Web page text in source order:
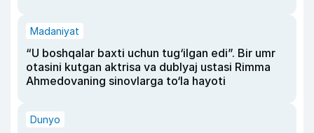
Madaniyat
“U boshqalar baxti uchun tug‘ilgan edi”. Bir umr
otasini kutgan aktrisa va dublyaj ustasi Rimma
Ahmedovaning sinovlarga to‘la hayoti
Dunyo